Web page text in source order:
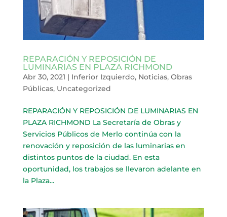
REPARACIÓN Y REPOSICIÓN DE
LUMINARIAS EN PLAZA RICHMOND
Abr 30, 2021 | Inferior Izquierdo, Noticias, Obras
Públicas, Uncategorized
REPARACIÓN Y REPOSICIÓN DE LUMINARIAS EN
PLAZA RICHMOND La Secretaría de Obras y
Servicios Públicos de Merlo continúa con la
renovación y reposición de las luminarias en
distintos puntos de la ciudad. En esta
oportunidad, los trabajos se llevaron adelante en
la Plaza...